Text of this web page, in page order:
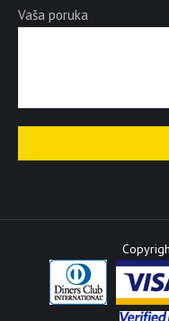
Vaša poruka